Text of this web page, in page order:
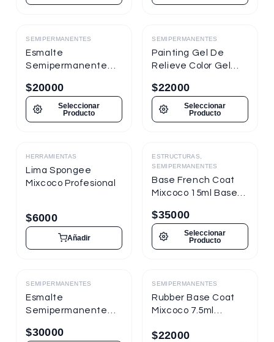
Destacado
SEMIPERMANENTES
Esmalte
Semipermanente
Semitraslúcido 7.5ml
Nueva Presentación
$20000
Seleccionar
Producto
Destacado
SEMIPERMANENTES
Painting Gel De
Relieve Color Gel
$22000
Seleccionar
Producto
Destacado
HERRAMIENTAS
Lima Spongee
Mixcoco Profesional
$6000
Añadir
Destacado
ESTRUCTURAS,
SEMIPERMANENTES
Base French Coat
Mixcoco 15ml Base
$35000
Seleccionar
Producto
Destacado
SEMIPERMANENTES
Esmalte
Semipermanente
Semitraslúcido 15ml
$30000
Destacado
SEMIPERMANENTES
Rubber Base Coat
Mixcoco 7.5ml
para Uñas
$22000